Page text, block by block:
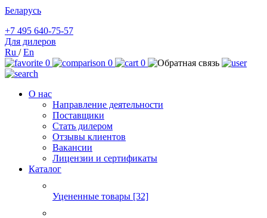
Беларусь
+7 495 640-75-57
Для дилеров
Ru /En
0
0 0
О нас
Направление деятельности
Поставщики
Стать дилером
Отзывы клиентов
Вакансии
Лицензии и сертификаты
Каталог
Уцененные товары [32]